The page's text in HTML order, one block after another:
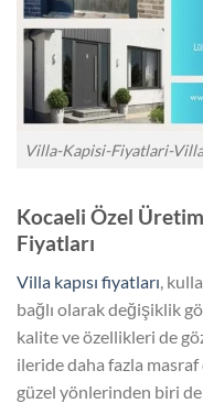
Villa-Kapisi-Fiyatlari-
Kocaeli Özel
Fiyatları
Villa kapısı fiyatları,
bağlı olarak değişiklik
kalite ve özellikleri de
ileride daha fazla masraf
güzel yönlerinden biri